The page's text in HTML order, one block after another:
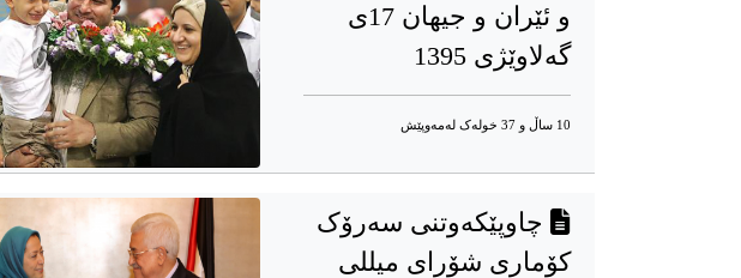
و ئێران و جیهان 17ی
گەلاوێژی 1395
10 ساڵ و 37 خوله‌ک له‌مه‌وپێش‌
چاوپێکەوتنی سەرۆک
کۆماری شۆرای میللی